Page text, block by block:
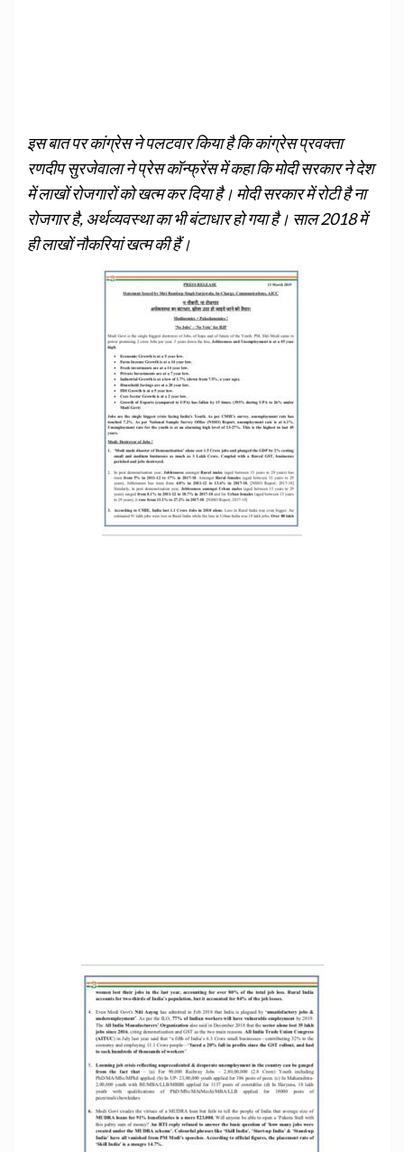
इस बात पर कांग्रेस ने पलटवार किया है कि कांग्रेस प्रवक्ता
रणदीप सुरजेवाला ने प्रेस कॉन्फ्रेंस में कहा कि मोदी सरकार ने देश
में लाखों रोजगारों को खत्म कर दिया है। मोदी सरकार में रोटी है ना
रोजगार है, अर्थव्यवस्था का भी बंटाधार हो गया है। साल 2018 में
ही लाखों नौकरियां खत्म की हैं।